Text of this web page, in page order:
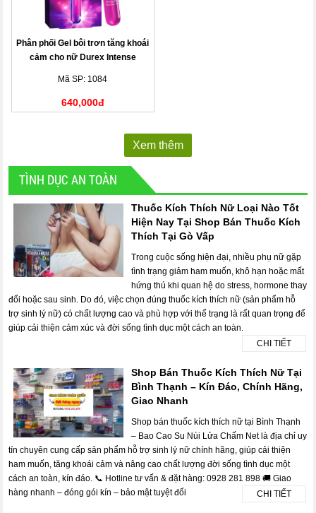
Phân phối Gel bôi trơn tăng khoái
cảm cho nữ Durex Intense
Mã SP: 1084
640,000đ
Xem thêm
TÌNH DỤC AN TOÀN
Thuốc Kích Thích Nữ Loại Nào Tốt
Hiện Nay Tại Shop Bán Thuốc Kích
Thích Tại Gò Vấp
Trong cuộc sống hiện đại, nhiều phụ nữ gặp
tình trạng giảm ham muốn, khô hạn hoặc mất
hứng thú khi quan hệ do stress, hormone thay
đổi hoặc sau sinh. Do đó, việc chọn đúng thuốc kích thích nữ (sản phẩm hỗ
trợ sinh lý nữ) có chất lượng cao và phù hợp với thể trạng là rất quan trọng để
giúp cải thiện cảm xúc và đời sống tình dục một cách an toàn.
CHI TIẾT
Shop Bán Thuốc Kích Thích Nữ Tại
Bình Thạnh – Kín Đáo, Chính Hãng,
Giao Nhanh
Shop bán thuốc kích thích nữ tại Bình Thạnh
– Bao Cao Su Núi Lửa Chấm Net là địa chỉ uy
tín chuyên cung cấp sản phẩm hỗ trợ sinh lý nữ chính hãng, giúp cải thiện
ham muốn, tăng khoái cảm và nâng cao chất lượng đời sống tình dục một
cách an toàn, kín đáo. 📞 Hotline tư vấn & đặt hàng: 0928 281 898 🚚 Giao
hàng nhanh – đóng gói kín – bảo mật tuyệt đối
CHI TIẾT